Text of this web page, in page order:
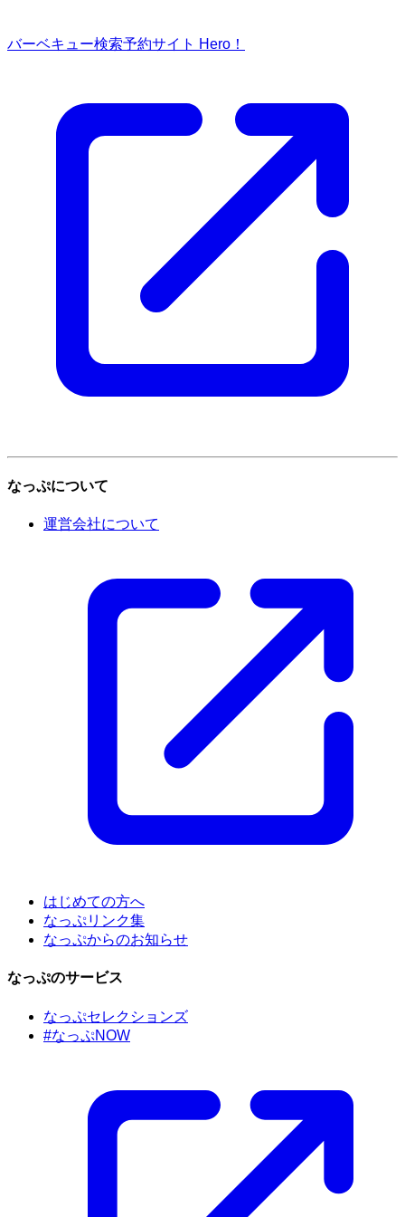
バーベキュー検索予約サイト Hero！
なっぷについて
運営会社について
はじめての方へ
なっぷリンク集
なっぷからのお知らせ
なっぷのサービス
なっぷセレクションズ
#なっぷNOW